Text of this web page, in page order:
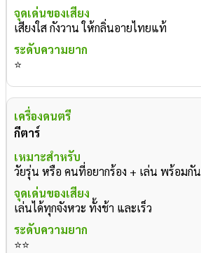
เสียงใส กังวาน ให้กลิ่นอายไทยแท้
⭐
กีตาร์
วัยรุ่น หรือ คนที่อยากร้อง + เล่น พร้อมกัน
เล่นได้ทุกจังหวะ ทั้งช้า และเร็ว
⭐⭐